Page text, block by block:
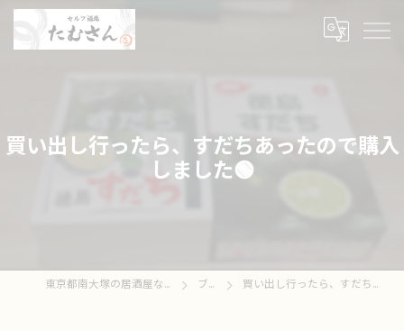
買い出し行ったら、すだちあったので購入
しました🟢
東京都南大塚の居酒屋ならセルフ酒場たむさん ブログ 買い出し行ったら、すだちあったので購入しました🟢